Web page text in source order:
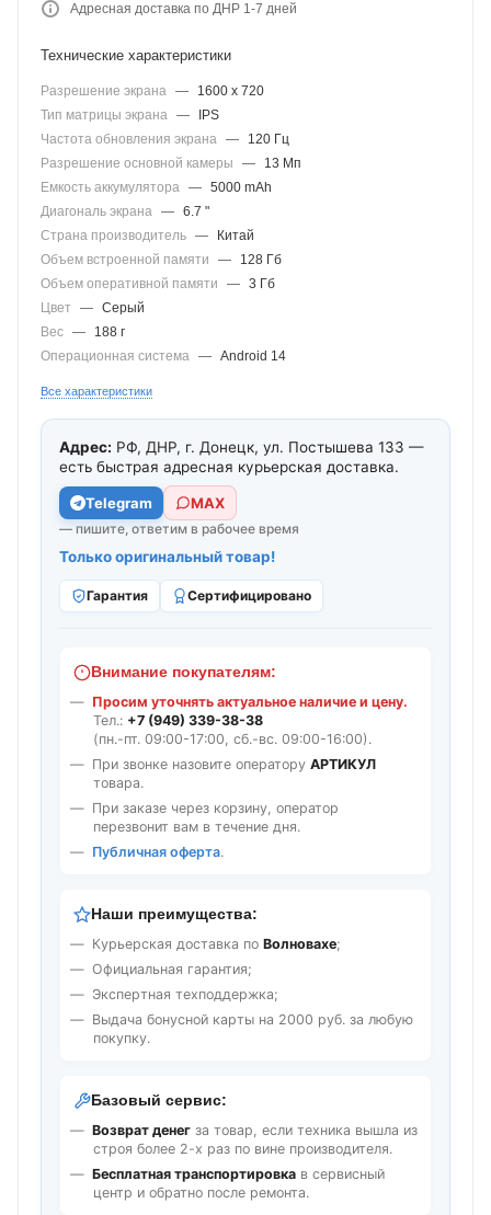
Адресная доставка по ДНР 1-7 дней
Технические характеристики
Разрешение экрана —
1600 x 720
Тип матрицы экрана —
IPS
Частота обновления экрана —
120 Гц
Разрешение основной камеры
—
13 Мп
Емкость аккумулятора — 5000 mAh
Диагональ экрана — 6.7 "
Страна производитель —
Китай
Объем встроенной памяти
—
128 Гб
Объем оперативной памяти
— 3 Гб
Цвет
— Серый
Вес —
188 г
Операционная система — Android 14
Все характеристики
Адрес: РФ, ДНР, г. Донецк, ул. Постышева 133 —
есть быстрая адресная курьерская доставка.
Telegram МАХ
— пишите, ответим в рабочее время
Только оригинальный товар!
Гарантия Сертифицировано
Внимание покупателям:
Просим уточнять актуальное наличие и цену.
Тел.: +7 (949) 339-38-38
(пн.-пт. 09:00-17:00, сб.-вс. 09:00-16:00).
При звонке назовите оператору АРТИКУЛ
товара.
При заказе через корзину, оператор
перезвонит вам в течение дня.
Публичная оферта.
Наши преимущества:
Курьерская доставка по Волновахе;
Официальная гарантия;
Экспертная техподдержка;
Выдача бонусной карты на 2000 руб. за любую
покупку.
Базовый сервис:
Возврат денег за товар, если техника вышла из
строя более 2-х раз по вине производителя.
Бесплатная транспортировка в сервисный
центр и обратно после ремонта.